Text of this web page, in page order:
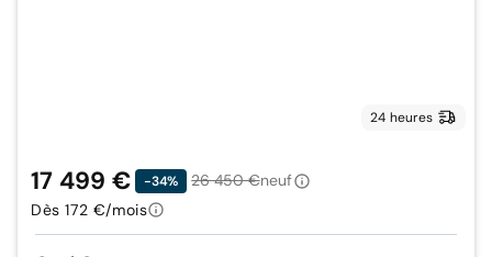
24 heures
17 499 € -34% 26 450 €neuf
Dès 172 €/mois